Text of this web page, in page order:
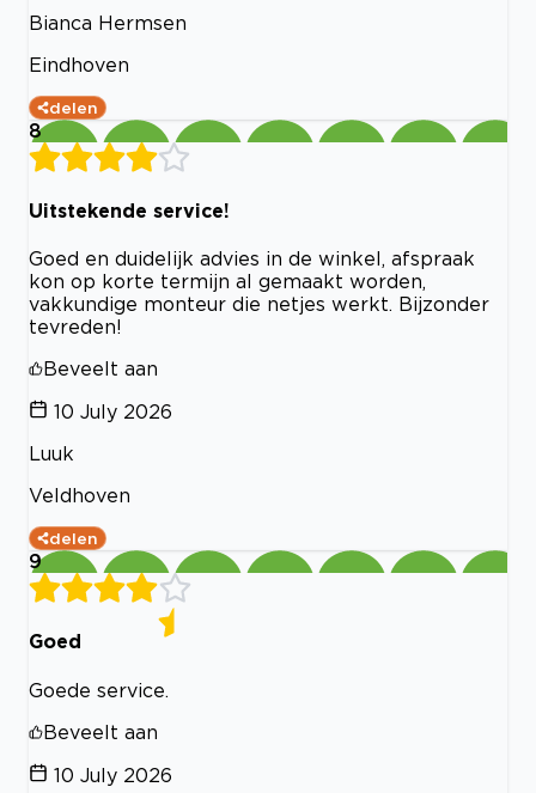
Bianca Hermsen
Eindhoven
delen
8
Uitstekende service!
Goed en duidelijk advies in de winkel, afspraak
kon op korte termijn al gemaakt worden,
vakkundige monteur die netjes werkt. Bijzonder
tevreden!
Beveelt aan
10 July 2026
Luuk
Veldhoven
delen
9
Goed
Goede service.
Beveelt aan
10 July 2026